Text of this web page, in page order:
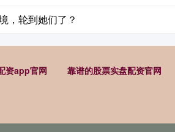
，轮到她们了？
资app官网 靠谱的股票实盘配资官网